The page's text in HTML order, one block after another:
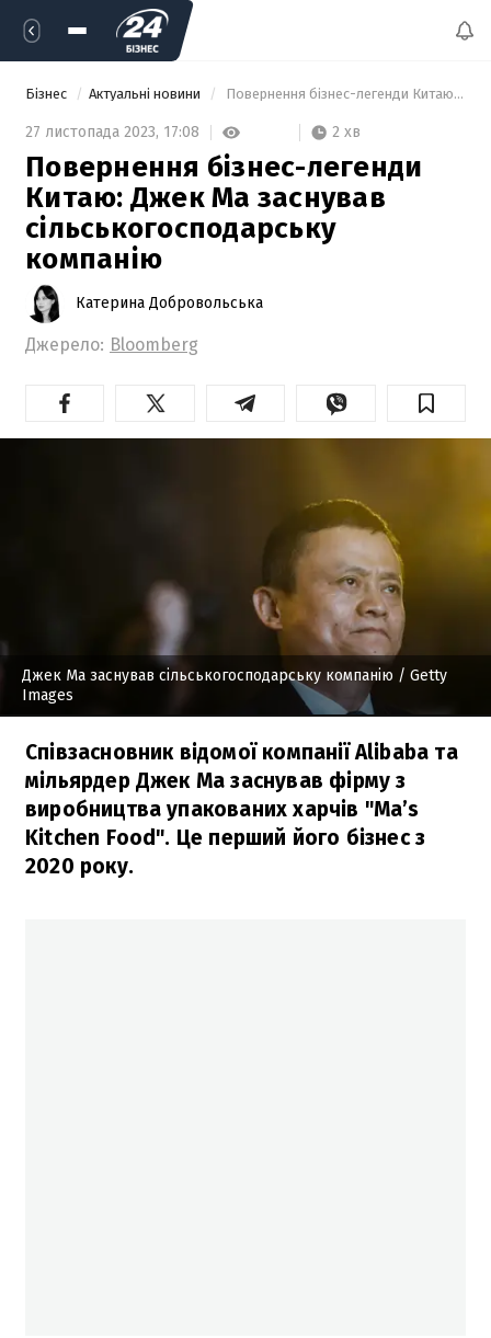
Бізнес Актуальні новини Повернення бізнес-легенди Китаю:  Джек Ма заснував сільськогосподарську компанію
27 листопада 2023, 17:08 2 хв
Повернення бізнес-легенди
Китаю: Джек Ма заснував
сільськогосподарську
компанію
Катерина Добровольська
Джерело: Bloomberg
Джек Ма заснував сільськогосподарську компанію / Getty
Images
Співзасновник відомої компанії Alibaba та
мільярдер Джек Ма заснував фірму з
виробництва упакованих харчів "Ma’s
Kitchen Food". Це перший його бізнес з
2020 року.